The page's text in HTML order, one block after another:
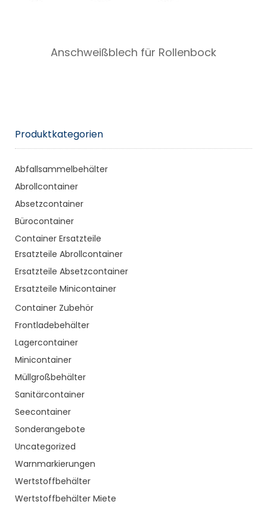
Anschweißblech für Rollenbock
Produktkategorien
Abfallsammelbehälter
Abrollcontainer
Absetzcontainer
Bürocontainer
Container Ersatzteile
Ersatzteile Abrollcontainer
Ersatzteile Absetzcontainer
Ersatzteile Minicontainer
Container Zubehör
Frontladebehälter
Lagercontainer
Minicontainer
Müllgroßbehälter
Sanitärcontainer
Seecontainer
Sonderangebote
Uncategorized
Warnmarkierungen
Wertstoffbehälter
Wertstoffbehälter Miete